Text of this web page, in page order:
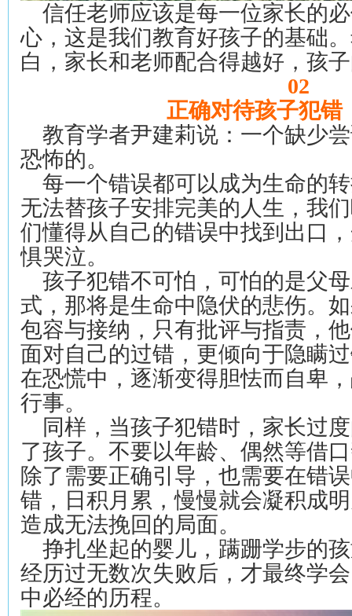
信任老师应该是每一位家长的
心，这是我们教育好孩子的基础
白，家长和老师配合得越好，孩
02
正确对待孩子犯错
教育学者尹建莉说：一个缺少
恐怖的。
每一个错误都可以成为生命的
无法替孩子安排完美的人生，我
们懂得从自己的错误中找到出口
惧哭泣。
孩子犯错不可怕，可怕的是父
式，那将是生命中隐伏的悲伤。
包容与接纳，只有批评与指责，
面对自己的过错，更倾向于隐瞒
在恐慌中，逐渐变得胆怯而自卑
行事。
同样，当孩子犯错时，家长过
了孩子。不要以年龄、偶然等借
除了需要正确引导，也需要在错
错，日积月累，慢慢就会凝积成
造成无法挽回的局面。
挣扎坐起的婴儿，蹒跚学步的
经历过无数次失败后，才最终学
中必经的历程。